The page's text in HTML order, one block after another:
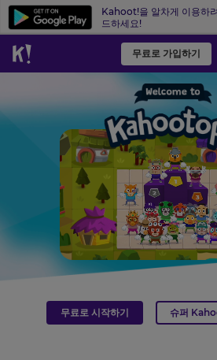
Kahoot!을 알차게 이용하
드하세요!
무료로 가입하기
무료로 시작하기 슈퍼